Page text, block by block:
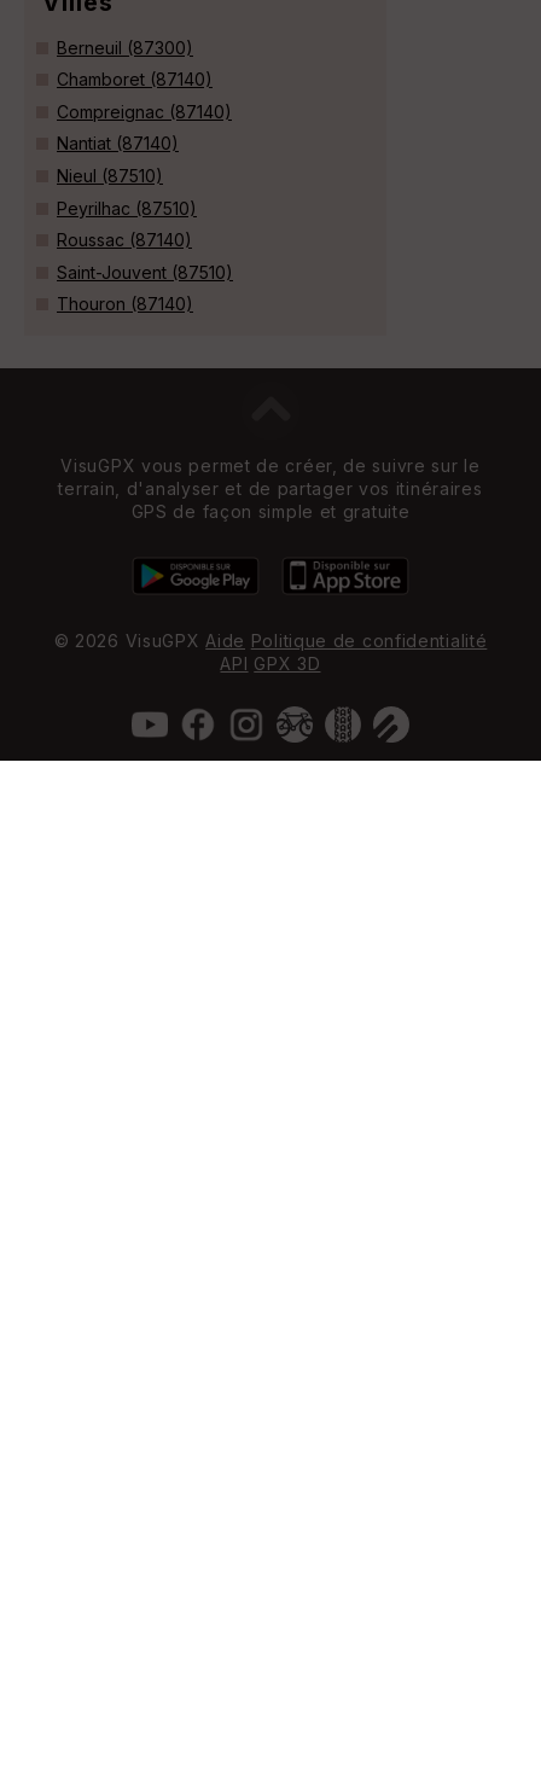
Berneuil (87300)
Chamboret (87140)
Compreignac (87140)
Nantiat (87140)
Nieul (87510)
Peyrilhac (87510)
Roussac (87140)
Saint-Jouvent (87510)
Thouron (87140)
VisuGPX vous permet de créer, de suivre sur le
terrain, d'analyser et de partager vos itinéraires
GPS de façon simple et gratuite
© 2026 VisuGPX Aide Politique de confidentialité
API GPX 3D